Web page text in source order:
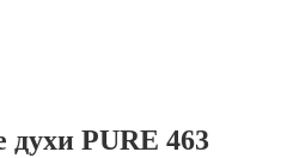
PURE 463